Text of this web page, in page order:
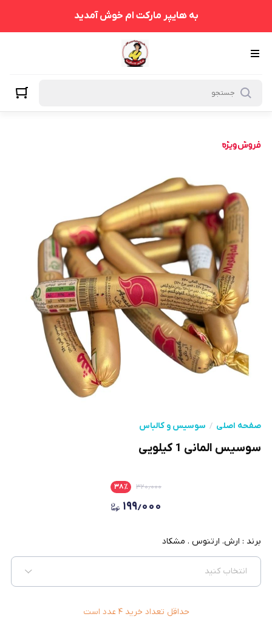
به هایپر مارکت ام خوش آمدید
صفحه اصلی سوسیس و کالباس
سوسیس المانی 1 کیلویی
۳۲۰٫۰۰۰ ۳۸٪
۱۹۹٫۰۰۰
برند : ارش. ارتنوس . مشکاد
انتخاب کنید
حداقل تعداد خرید ۴ عدد است